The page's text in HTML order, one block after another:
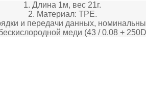
1. Длина 1м, вес 21г.
2. Материал: TPE.
и передачи данных,
меди (43 / 0.08 +